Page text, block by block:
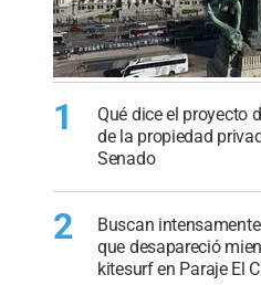
1
Qué dice el proyecto
de la propiedad
Senado
2
Buscan
que desapareció
kitesurf en Paraje El